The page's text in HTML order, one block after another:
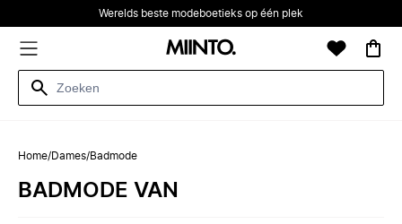
Werelds beste modeboetieks op één plek
Home/Dames/Badmode
BADMODE VAN